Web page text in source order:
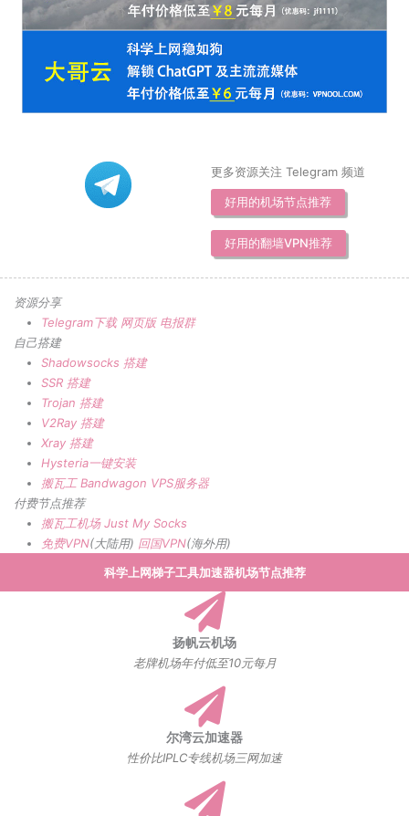
更多资源关注 Telegram 频道
好用的机场节点推荐
好用的翻墙VPN推荐
资源分享
Telegram下载 网页版 电报群
自己搭建
Shadowsocks 搭建
SSR 搭建
Trojan 搭建
V2Ray 搭建
Xray 搭建
Hysteria一键安装
搬瓦工 Bandwagon VPS服务器
付费节点推荐
搬瓦工机场 Just My Socks
免费VPN(大陆用) 回国VPN(海外用)
科学上网梯子工具加速器机场节点推荐
扬帆云机场
老牌机场年付低至10元每月
尔湾云加速器
性价比IPLC专线机场三网加速